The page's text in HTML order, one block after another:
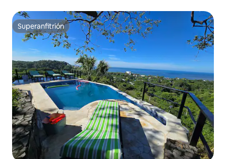
Superanfitrión
Superanfitrión